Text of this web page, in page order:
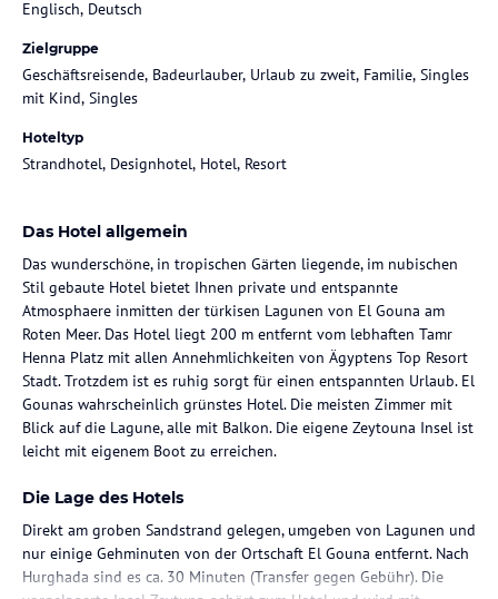
Englisch, Deutsch
Zielgruppe
Geschäftsreisende, Badeurlauber, Urlaub zu zweit, Familie, Singles
mit Kind, Singles
Hoteltyp
Strandhotel, Designhotel, Hotel, Resort
Das Hotel allgemein
Das wunderschöne, in tropischen Gärten liegende, im nubischen
Stil gebaute Hotel bietet Ihnen private und entspannte
Atmosphaere inmitten der türkisen Lagunen von El Gouna am
Roten Meer. Das Hotel liegt 200 m entfernt vom lebhaften Tamr
Henna Platz mit allen Annehmlichkeiten von Ägyptens Top Resort
Stadt. Trotzdem ist es ruhig sorgt für einen entspannten Urlaub. El
Gounas wahrscheinlich grünstes Hotel. Die meisten Zimmer mit
Blick auf die Lagune, alle mit Balkon. Die eigene Zeytouna Insel ist
leicht mit eigenem Boot zu erreichen.
Die Lage des Hotels
Direkt am groben Sandstrand gelegen, umgeben von Lagunen und
nur einige Gehminuten von der Ortschaft El Gouna entfernt. Nach
Hurghada sind es ca. 30 Minuten (Transfer gegen Gebühr). Die